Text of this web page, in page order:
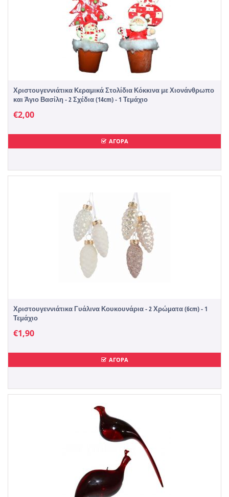
Χριστουγεννιάτικα Κεραμικά Στολίδια Κόκκινα με Χιονάνθρωπο
και Άγιο Βασίλη - 2 Σχέδια (14cm) - 1 Τεμάχιο
€2,00
ΑΓΟΡΑ
Χριστουγεννιάτικα Γυάλινα Κουκουνάρια - 2 Χρώματα (6cm) - 1
Τεμάχιο
€1,90
ΑΓΟΡΑ